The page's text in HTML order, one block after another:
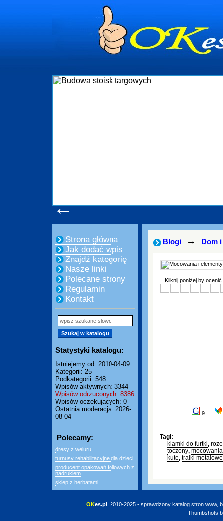
←
Strona główna
Jak dodać wpis
Znajdź kategorię
Nasze linki
Polecane strony
Regulamin
Kontakt
Statystyki katalogu:
Istniejemy od: 2010-04-09
Kategorii: 25
Podkategorii: 548
Wpisów aktywnych: 3344
Wpisów odrzuconych: 8386
Wpisów oczekujących: 0
Ostatnia moderacja: 2026-
08-04
Polecamy:
dresy z weluru
turnusy rehabilitacyjne dla dzieci
producent opakowań foliowych z
nadrukiem
sklep z herbatami
Blogi → Dom
Kliknij poniżej by ocenić
9
Tagi:
klamki do furtki,
toczony, mocowania
kute, tralki metalowe
OKes.pl 2010-2025 - sprawdzony katalog stron www,
Thumbshots